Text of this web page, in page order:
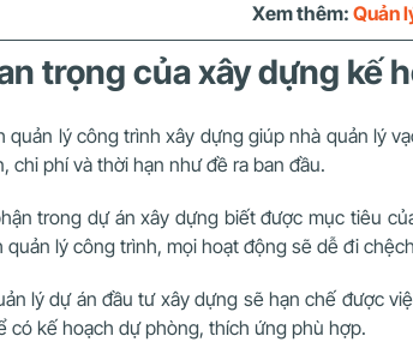
Xem thêm: Quản
trọng của xây dựng kế
quản lý công trình xây dựng giúp nhà quản lý
chi phí và thời hạn như đề ra ban đầu.
trong dự án xây dựng biết được mục tiêu
quản lý công trình, mọi hoạt động sẽ dễ đi
lý dự án đầu tư xây dựng sẽ hạn chế được
có kế hoạch dự phòng, thích ứng phù hợp.